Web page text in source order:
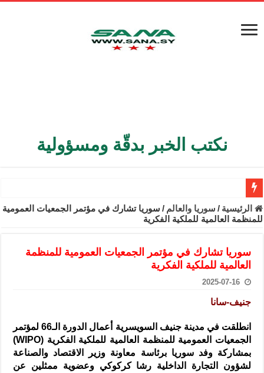
نكتب الخبر بدقّة ومسؤولية
الأمن الداخلي يعثر على مقبرة جماعية في ريف اللاذقية تضم 9 جثامين
الوزير الشيباني يبحث في باريس تعزيز الاستقرار في سوريا
برنية: مرسوم بإعفاء مستهلكي الكهرباء المنزلية والتجارية والصناعية
الرئيس الشرع يستقبل وفداً من أعضاء مجلسي النواب والشيوخ
المركزي يحذر من التعامل بالعملات الرقمية: غير قانونية وتنطوي على
وفد من الإدارة العامة لحرس الحدود السورية يزور تركيا لبحث سبل
هيئة المفقودين: توثيق 63 مقبرة جماعية وخطة لإطلاق منصة رقمية وبطاقة دعم- فيديو
التربية السورية: امتحان تعويضي لطلاب المرحلة الانتقالية المتغيبين عن
الداخلية: منفذ تفجير حي الميسر بحلب صاحب سوابق ومدمن مخدرات
الرئيسية / سوريا والعالم / سوريا تشارك في مؤتمر الجمعيات العمومية
للمنظمة العالمية للملكية الفكرية
سوريا تشارك في مؤتمر الجمعيات العمومية للمنظمة
العالمية للملكية الفكرية
2025-07-16
جنيف-سانا
انطلقت في مدينة جنيف السويسرية أعمال الدورة الـ66 لمؤتمر
الجمعيات العمومية للمنظمة العالمية للملكية الفكرية (WIPO)
بمشاركة وفد سوريا برئاسة معاونة وزير الاقتصاد والصناعة
لشؤون التجارة الداخلية رشا كركوكي وعضوية ممثلين عن